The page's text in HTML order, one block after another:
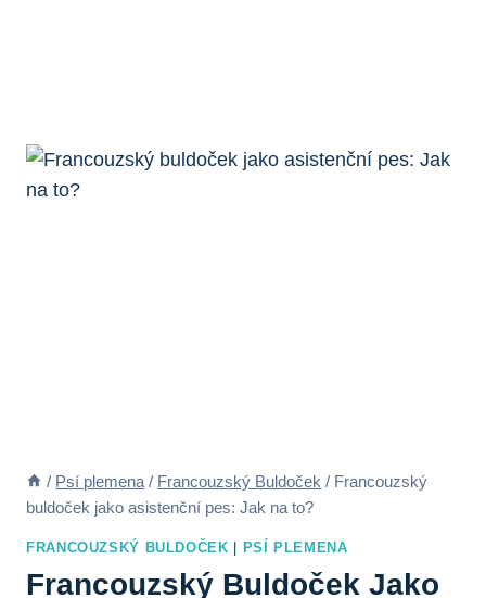
/ Psí plemena / Francouzský Buldoček / Francouzský
buldoček jako asistenční pes: Jak na to?
FRANCOUZSKÝ BULDOČEK PSÍ PLEMENA
Francouzský Buldoček Jako